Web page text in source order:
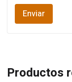
Productos